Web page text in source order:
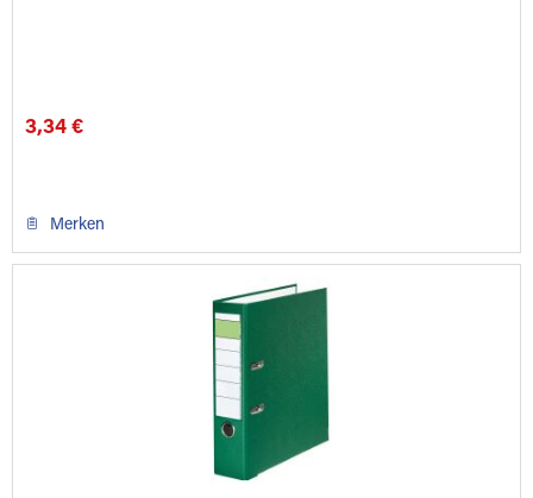
3,34 €
Merken